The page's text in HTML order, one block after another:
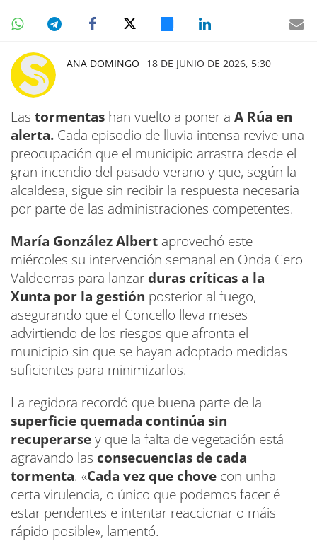
ANA DOMINGO 18 DE JUNIO DE 2026, 5:30
Las tormentas han vuelto a poner a A Rúa en
alerta. Cada episodio de lluvia intensa revive una
preocupación que el municipio arrastra desde el
gran incendio del pasado verano y que, según la
alcaldesa, sigue sin recibir la respuesta necesaria
por parte de las administraciones competentes.
María González Albert aprovechó este
miércoles su intervención semanal en Onda Cero
Valdeorras para lanzar duras críticas a la
Xunta por la gestión posterior al fuego,
asegurando que el Concello lleva meses
advirtiendo de los riesgos que afronta el
municipio sin que se hayan adoptado medidas
suficientes para minimizarlos.
La regidora recordó que buena parte de la
superficie quemada continúa sin
recuperarsey que la falta de vegetación está
agravando las consecuencias de cada
tormenta. «Cada vez que chove con unha
certa virulencia, o único que podemos facer é
estar pendentes e intentar reaccionar o máis
rápido posible», lamentó.